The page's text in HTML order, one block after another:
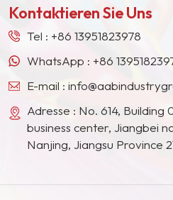
Südostasien, Japan, Südkorea
Ländern und Regionen geworden.
Kontaktieren Sie Uns
Tel : +86 13951823978
WhatsApp : +86
E-mail :
Adresse : No. 614, Building
business center, Jiangbei
Nanjing, Jiangsu Province